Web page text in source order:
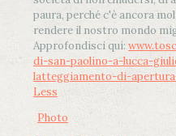
paura, perché c'è ancora
rendere il nostro mondo
Approfondisci qui:
di-san-paolino-a-lucca-
latteggiamento-di-
Less
Photo